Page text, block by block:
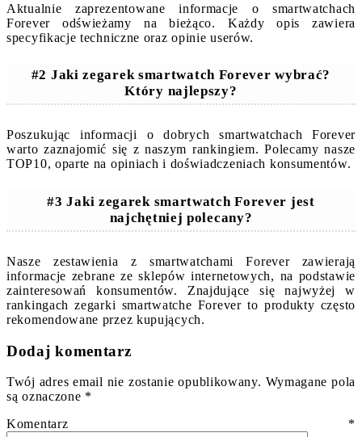
Aktualnie zaprezentowane informacje o smartwatchach
Forever odświeżamy na bieżąco. Każdy opis zawiera
specyfikacje techniczne oraz opinie userów.
#2 Jaki zegarek smartwatch Forever wybrać?
Który najlepszy?
Poszukując informacji o dobrych smartwatchach Forever
warto zaznajomić się z naszym rankingiem. Polecamy nasze
TOP10, oparte na opiniach i doświadczeniach konsumentów.
#3 Jaki zegarek smartwatch Forever jest
najchętniej polecany?
Nasze zestawienia z smartwatchami Forever zawierają
informacje zebrane ze sklepów internetowych, na podstawie
zainteresowań konsumentów. Znajdujące się najwyżej w
rankingach zegarki smartwatche Forever to produkty często
rekomendowane przez kupujących.
Dodaj komentarz
Twój adres email nie zostanie opublikowany. Wymagane pola
są oznaczone *
Komentarz *